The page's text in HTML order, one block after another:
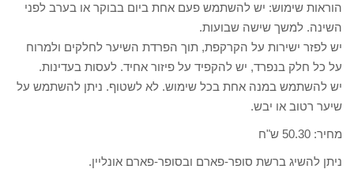
הוראות שימוש: יש להשתמש פעם אחת ביום בבוקר או בערב לפני
השינה. למשך שישה שבועות.
יש לפזר ישירות על הקרקפת, תוך הפרדת השיער לחלקים ולמרוח
על כל חלק בנפרד, יש להקפיד על פיזור אחיד. לעסות בעדינות.
יש להשתמש במנה אחת בכל שימוש. לא לשטוף. ניתן להשתמש על
שיער רטוב או יבש.
מחיר: 50.30 ש"ח
ניתן להשיג ברשת סופר-פארם ובסופר-פארם אונליין.